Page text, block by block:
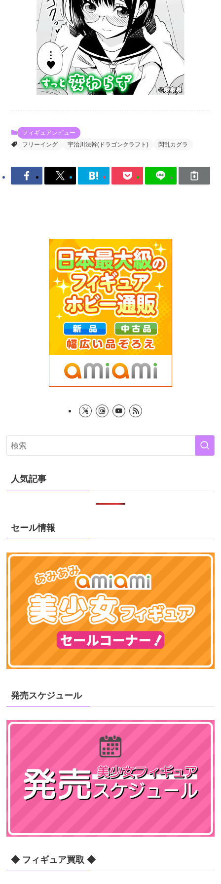
フィギュアレビュー
フリーイング
宇治川法幹(ドラゴンクラフト) 閃乱カグラ
人気記事
セール情報
発売スケジュール
◆ フィギュア買取 ◆